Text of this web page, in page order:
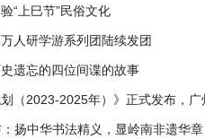
“上巳节”民俗文化
人研学游系列团陆续发团
遗忘的四位间谍的故事
划（2023-2025年）》正式发布，
扬中华书法精义，显岭南非遗华章